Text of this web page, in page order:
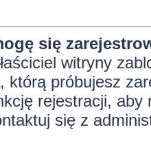
się
witryny
którą próbujesz
rejestracji,
się z